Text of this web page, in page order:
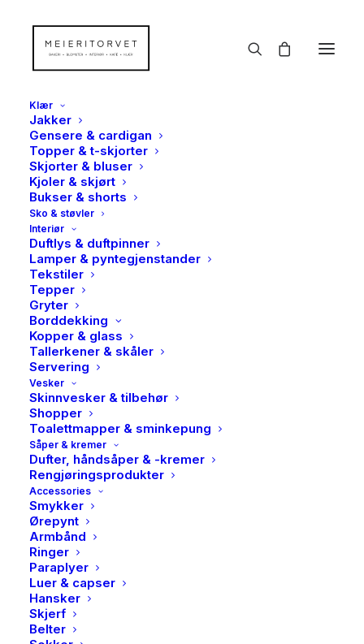
Klær
Jakker
Gensere & cardigan
Topper & t-skjorter
Skjorter & bluser
Kjoler & skjørt
Bukser & shorts
Sko & støvler
Interiør
Duftlys & duftpinner
Lamper & pyntegjenstander
Tekstiler
Tepper
Gryter
Borddekking
Kopper & glass
Tallerkener & skåler
Servering
Vesker
Skinnvesker & tilbehør
Shopper
Toalettmapper & sminkepung
Såper & kremer
Dufter, håndsåper & -kremer
Rengjøringsprodukter
Accessories
Smykker
Ørepynt
Armbånd
Ringer
Paraplyer
Luer & capser
Hansker
Skjerf
Belter
Lakris Bulow, Strawberry
& cream 295gr
199,00
Oppdag en søt synergi mellom smaksrike røde
jordbær, hvit myk fløte og søt lakris. Hvit sjokolade